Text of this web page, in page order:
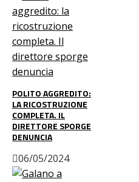
POLITO AGGREDITO:
LA RICOSTRUZIONE
COMPLETA. IL
DIRETTORE SPORGE
DENUNCIA
06/05/2024